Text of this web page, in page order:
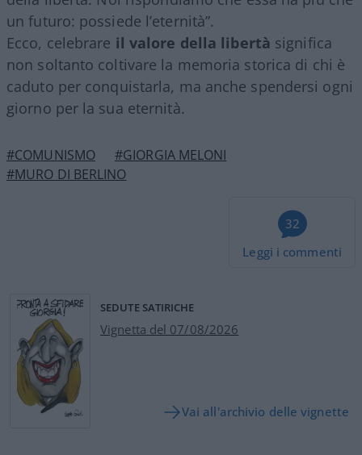
un futuro: possiede l’eternità”.
Ecco, celebrare il valore della libertà significa
non soltanto coltivare la memoria storica di chi è
caduto per conquistarla, ma anche spendersi ogni
giorno per la sua eternità.
#COMUNISMO
#GIORGIA MELONI
#MURO DI BERLINO
32
Leggi i commenti
SEDUTE SATIRICHE
Vignetta del 07/08/2026
Vai all'archivio delle vignette